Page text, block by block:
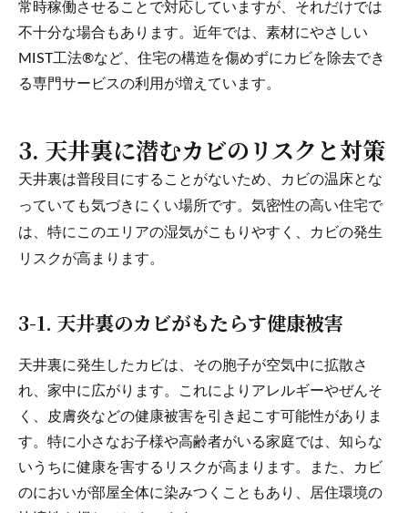
常時稼働させることで対応していますが、それだけでは
不十分な場合もあります。近年では、素材にやさしい
MIST工法®など、住宅の構造を傷めずにカビを除去でき
る専門サービスの利用が増えています。
3. 天井裏に潜むカビのリスクと対策
天井裏は普段目にすることがないため、カビの温床とな
っていても気づきにくい場所です。気密性の高い住宅で
は、特にこのエリアの湿気がこもりやすく、カビの発生
リスクが高まります。
3-1. 天井裏のカビがもたらす健康被害
天井裏に発生したカビは、その胞子が空気中に拡散さ
れ、家中に広がります。これによりアレルギーやぜんそ
く、皮膚炎などの健康被害を引き起こす可能性がありま
す。特に小さなお子様や高齢者がいる家庭では、知らな
いうちに健康を害するリスクが高まります。また、カビ
のにおいが部屋全体に染みつくこともあり、居住環境の